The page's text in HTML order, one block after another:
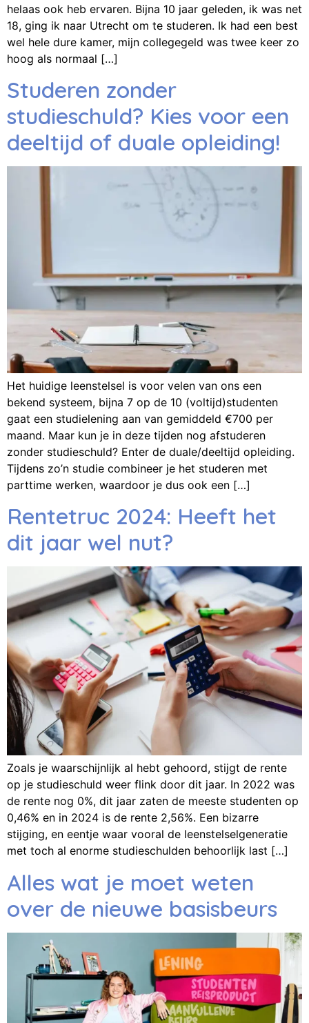
helaas ook heb ervaren. Bijna 10 jaar geleden, ik was net
18, ging ik naar Utrecht om te studeren. Ik had een best
wel hele dure kamer, mijn collegegeld was twee keer zo
hoog als normaal […]
Studeren zonder
studieschuld? Kies voor een
deeltijd of duale opleiding!
Het huidige leenstelsel is voor velen van ons een
bekend systeem, bijna 7 op de 10 (voltijd)studenten
gaat een studielening aan van gemiddeld €700 per
maand. Maar kun je in deze tijden nog afstuderen
zonder studieschuld? Enter de duale/deeltijd opleiding.
Tijdens zo’n studie combineer je het studeren met
parttime werken, waardoor je dus ook een […]
Rentetruc 2024: Heeft het
dit jaar wel nut?
Zoals je waarschijnlijk al hebt gehoord, stijgt de rente
op je studieschuld weer flink door dit jaar. In 2022 was
de rente nog 0%, dit jaar zaten de meeste studenten op
0,46% en in 2024 is de rente 2,56%. Een bizarre
stijging, en eentje waar vooral de leenstelselgeneratie
met toch al enorme studieschulden behoorlijk last […]
Alles wat je moet weten
over de nieuwe basisbeurs